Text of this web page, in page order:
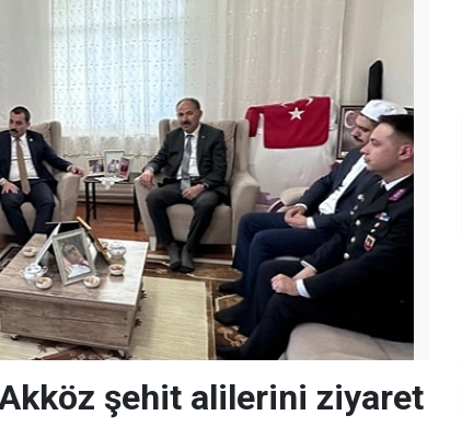
şehit alilerini ziyaret